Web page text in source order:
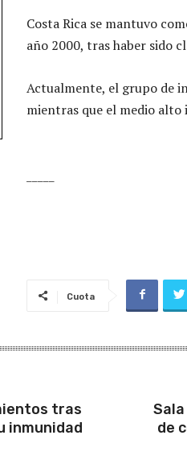
Costa Rica se mantuvo
año 2000, tras haber sido
Actualmente, el grupo de
mientras que el medio alto
Cuota
tras
inmunidad
de